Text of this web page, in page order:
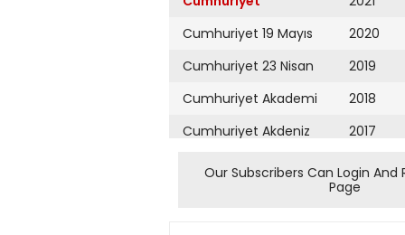
Cumhuriyet 19 Mayıs
Cumhuriyet 23 Nisan
Cumhuriyet Akademi
Cumhuriyet Akdeniz
Cumhuriyet Alışveriş
2020
2019
2018
2017
2016
2015
Our Subscribers Can Login And
Page